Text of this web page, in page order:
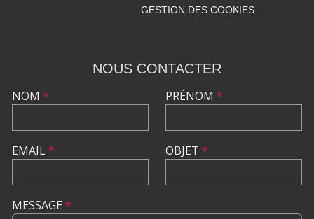
GESTION DES COOKIES
NOUS CONTACTER
NOM *
EMAIL*
PRÉNOM *
OBJET *
MESSAGE *